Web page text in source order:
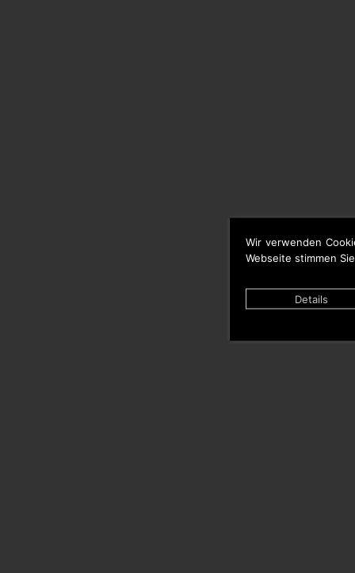
Wir verwenden
Webseite stimmen
Details